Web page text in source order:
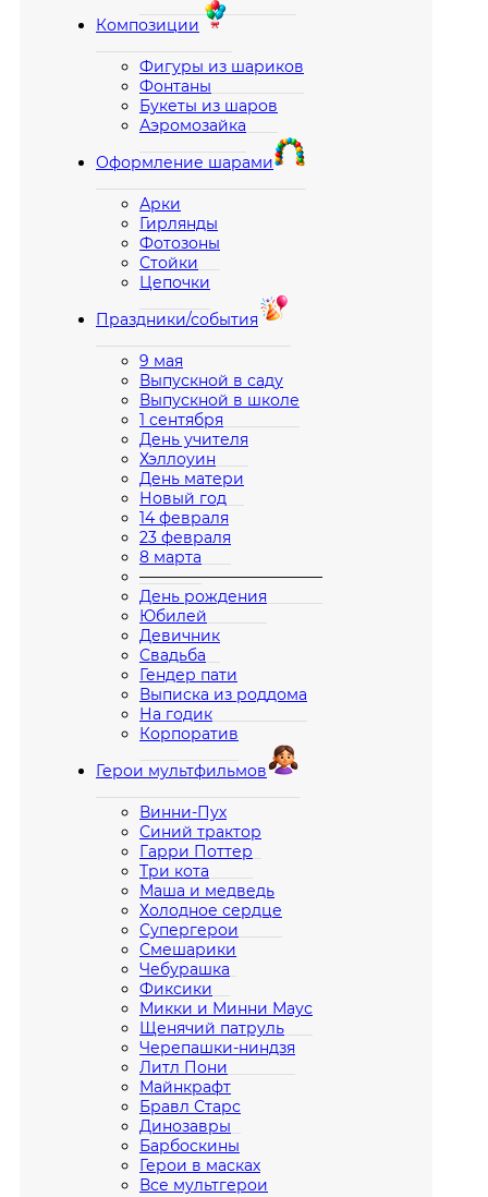
Композиции
Фигуры из шариков
Фонтаны
Букеты из шаров
Аэромозайка
Оформление шарами
Арки
Гирлянды
Фотозоны
Стойки
Цепочки
Праздники/события
9 мая
Выпускной в саду
Выпускной в школе
1 сентября
День учителя
Хэллоуин
День матери
Новый год
14 февраля
23 февраля
8 марта
————————————
День рождения
Юбилей
Девичник
Свадьба
Гендер пати
Выписка из роддома
На годик
Корпоратив
Герои мультфильмов
Винни-Пух
Синий трактор
Гарри Поттер
Три кота
Маша и медведь
Холодное сердце
Супергерои
Смешарики
Чебурашка
Фиксики
Микки и Минни Маус
Щенячий патруль
Черепашки-ниндзя
Литл Пони
Майнкрафт
Бравл Старс
Динозавры
Барбоскины
Герои в масках
Все мультгерои